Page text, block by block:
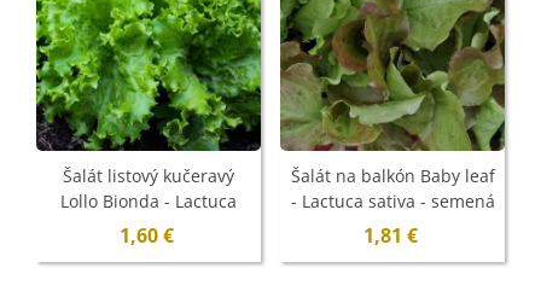
Šalát listový kučeravý
Lollo Bionda - Lactuca
sativa - semená - 450 ks
1,60 €
Šalát na balkón Baby leaf
- Lactuca sativa - semená
- 100 ks
1,81 €